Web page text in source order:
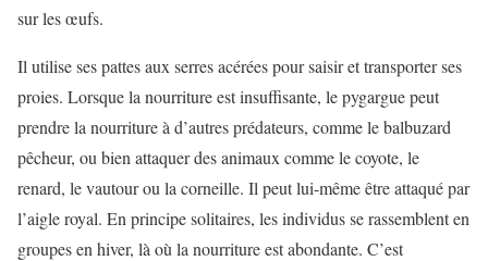
sur les œufs.
Il utilise ses pattes aux serres acérées pour saisir et transporter ses
proies. Lorsque la nourriture est insuffisante, le pygargue peut
prendre la nourriture à d’autres prédateurs, comme le balbuzard
pêcheur, ou bien attaquer des animaux comme le coyote, le
renard, le vautour ou la corneille. Il peut lui-même être attaqué par
l’aigle royal. En principe solitaires, les individus se rassemblent en
groupes en hiver, là où la nourriture est abondante. C’est